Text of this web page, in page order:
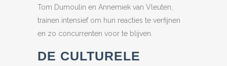
Tom Dumoulin en Annemiek van Vleuten,
trainen intensief om hun reacties te verfijnen
en zo concurrenten voor te blijven.
DE CULTURELE